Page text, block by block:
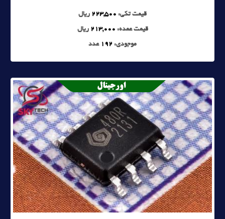
قیمت تکی: 223,500 ریال
قیمت عمده: 213,000 ریال
موجودی: 192 عدد